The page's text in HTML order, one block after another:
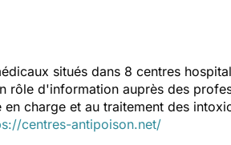
situés dans 8 centres
rôle d'information auprès des
charge et au traitement des
centres-antipoison.net/